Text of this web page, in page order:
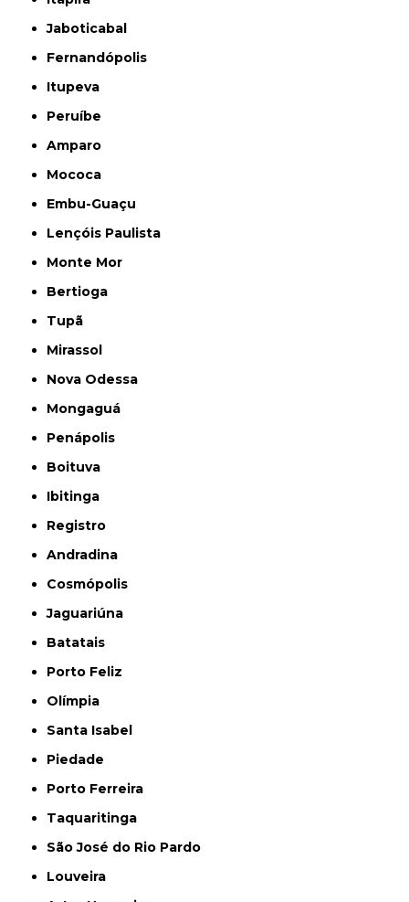
Jaboticabal
Fernandópolis
Itupeva
Peruíbe
Amparo
Mococa
Embu-Guaçu
Lençóis Paulista
Monte Mor
Bertioga
Tupã
Mirassol
Nova Odessa
Mongaguá
Penápolis
Boituva
Ibitinga
Registro
Andradina
Cosmópolis
Jaguariúna
Batatais
Porto Feliz
Olímpia
Santa Isabel
Piedade
Porto Ferreira
Taquaritinga
São José do Rio Pardo
Louveira